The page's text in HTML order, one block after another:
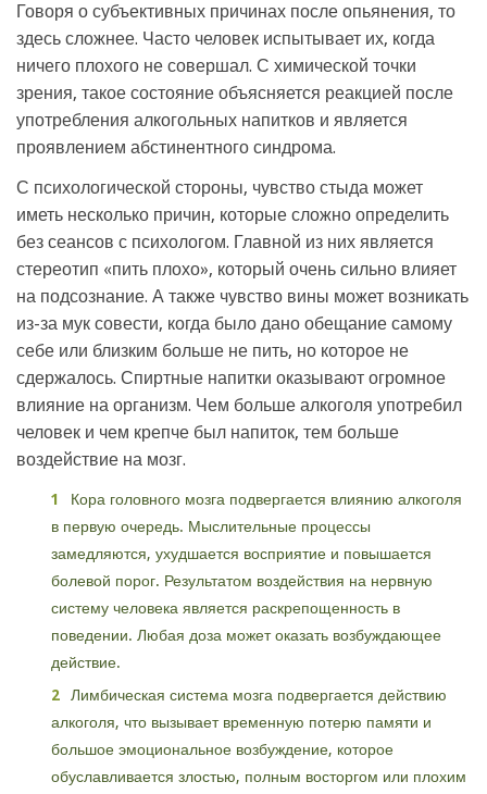
Говоря о субъективных причинах после опьянения, то
здесь сложнее. Часто человек испытывает их, когда
ничего плохого не совершал. С химической точки
зрения, такое состояние объясняется реакцией после
употребления алкогольных напитков и является
проявлением абстинентного синдрома.
С психологической стороны, чувство стыда может
иметь несколько причин, которые сложно определить
без сеансов с психологом. Главной из них является
стереотип «пить плохо», который очень сильно влияет
на подсознание. А также чувство вины может возникать
из-за мук совести, когда было дано обещание самому
себе или близким больше не пить, но которое не
сдержалось. Спиртные напитки оказывают огромное
влияние на организм. Чем больше алкоголя употребил
человек и чем крепче был напиток, тем больше
воздействие на мозг.
Кора головного мозга подвергается влиянию алкоголя
в первую очередь. Мыслительные процессы
замедляются, ухудшается восприятие и повышается
болевой порог. Результатом воздействия на нервную
систему человека является раскрепощенность в
поведении. Любая доза может оказать возбуждающее
действие.
Лимбическая система мозга подвергается действию
алкоголя, что вызывает временную потерю памяти и
большое эмоциональное возбуждение, которое
обуславливается злостью, полным восторгом или плохим